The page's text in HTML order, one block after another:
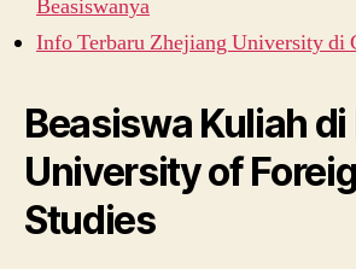
Beasiswanya
Info Terbaru Zhejiang University di
Beasiswa Kuliah
University of
Studies